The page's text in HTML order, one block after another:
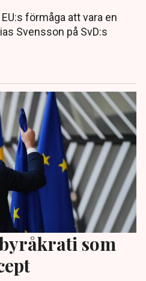
förmåga att vara en
Svensson på SvD:s
som